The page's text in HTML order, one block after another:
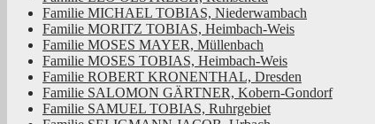
Familie MICHAEL TOBIAS, Niederwambach
Familie MORITZ TOBIAS, Heimbach-Weis
Familie MOSES MAYER, Müllenbach
Familie MOSES TOBIAS, Heimbach-Weis
Familie ROBERT KRONENTHAL, Dresden
Familie SALOMON GÄRTNER, Kobern-Gondorf
Familie SAMUEL TOBIAS, Ruhrgebiet